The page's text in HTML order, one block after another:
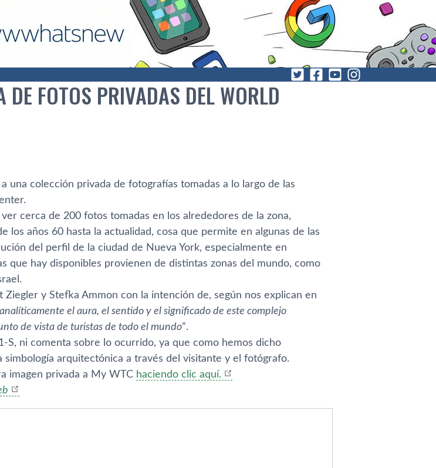
DE FOTOS PRIVADAS DEL WORLD
una colección privada de fotografí­as tomadas a lo largo de las
cerca de 200 fotos tomadas en los alrededores de la zona,
los años 60 hasta la actualidad, cosa que permite en algunas de las
del perfil de la ciudad de Nueva York, especialmente en
que hay disponibles provienen de distintas zonas del mundo, como
Ziegler y Stefka Ammon con la intención de, según nos explican en
el aura, el sentido y el significado de este complejo
de vista de turistas de todo el mundo”.
S, ni comenta sobre lo ocurrido, ya que como hemos dicho
arquitectónica a través del visitante y el fotógrafo.
imagen privada a My WTC haciendo clic aquí­.